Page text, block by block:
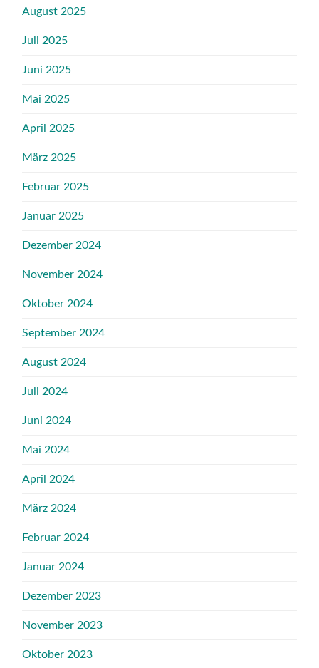
August 2025
Juli 2025
Juni 2025
Mai 2025
April 2025
März 2025
Februar 2025
Januar 2025
Dezember 2024
November 2024
Oktober 2024
September 2024
August 2024
Juli 2024
Juni 2024
Mai 2024
April 2024
März 2024
Februar 2024
Januar 2024
Dezember 2023
November 2023
Oktober 2023